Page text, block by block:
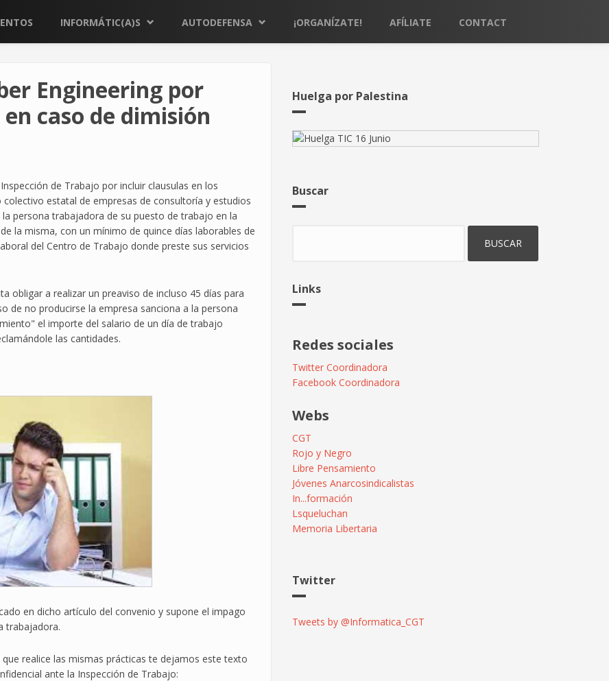
INFORMÁTIC(A)S AUTODEFENSA ¡ORGANÍZATE! AFÍLIATE CONTACT
Engineering por
caso de dimisión
de Trabajo por incluir clausulas en los
estatal de empresas de consultoría y estudios
persona trabajadora de su puesto de trabajo en la
la misma, con un mínimo de quince días laborables de
del Centro de Trabajo donde preste sus servicios
obligar a realizar un preaviso de incluso 45 días para
de no producirse la empresa sanciona a la persona
el importe del salario de un día de trabajo
las cantidades.
en dicho artículo del convenio y supone el impago
trabajadora.
realice las mismas prácticas te dejamos este texto
ante la Inspección de Trabajo:
Huelga por Palestina
Buscar
Links
Redes sociales
Twitter Coordinadora
Facebook Coordinadora
Webs
CGT
Rojo y Negro
Libre Pensamiento
Jóvenes Anarcosindicalistas
In...formación
Lsqueluchan
Memoria Libertaria
Twitter
Tweets by @Informatica_CGT